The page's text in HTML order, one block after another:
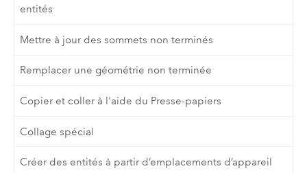
entités
Mettre à jour des sommets non terminés
Remplacer une géométrie non terminée
Copier et coller à l'aide du Presse-papiers
Collage spécial
Créer des entités à partir d’emplacements d’appareil